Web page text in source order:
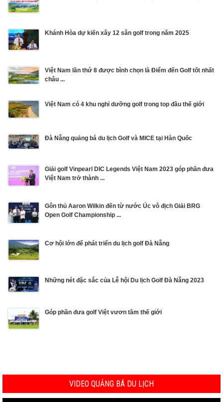
Khánh Hòa dự kiến xây 12 sân golf trong năm 2025
Việt Nam lần thứ 8 được bình chọn là Điểm đến Golf tốt nhất
châu ...
Việt Nam có 4 khu nghỉ dưỡng golf trong top đầu thế giới
Đà Nẵng quảng bá du lịch Golf và MICE tại Hàn Quốc
Giải golf Vinpearl DIC Legends Việt Nam 2023 góp phần đưa
Việt Nam trở thành ...
Gôn thủ Aaron Wilkin đến từ nước Úc vô địch Giải BRG
Open Golf Championship ...
Cơ hội lớn để phát triển du lịch golf Đà Nẵng
Những nét đặc sắc của Lễ hội Du lịch Golf Đà Nẵng 2023
Góp phần đưa golf Việt vươn tầm thế giới
VIDEO QUẢNG BÁ DU LỊCH